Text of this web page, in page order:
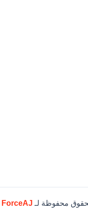
محفوظة لـ ForceAJ